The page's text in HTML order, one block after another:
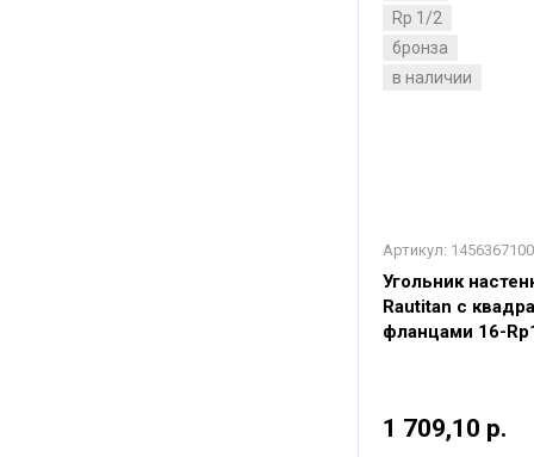
Rp 1/2
бронза
в наличии
Артикул:
Угольник
Rautitan с
фланцами 16-
1 709,10 р.